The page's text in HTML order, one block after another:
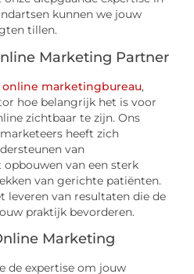
kunnen we jouw
tillen.
Marketing Partner
marketingbureau,
hoe belangrijk het is voor
zichtbaar te zijn. Ons
heeft zich
van
van een sterk
van gerichte patiënten.
leveren van resultaten die de
praktijk bevorderen.
Marketing
de expertise om jouw